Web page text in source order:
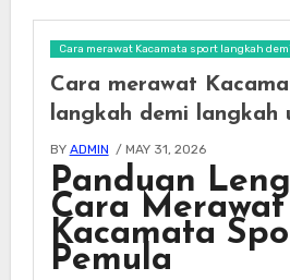
Cara merawat Kacamata sport langkah
Cara merawat
langkah demi langkah
BY ADMIN / MAY 31, 2026
Panduan
Cara Merawat
Kacamata
Pemula